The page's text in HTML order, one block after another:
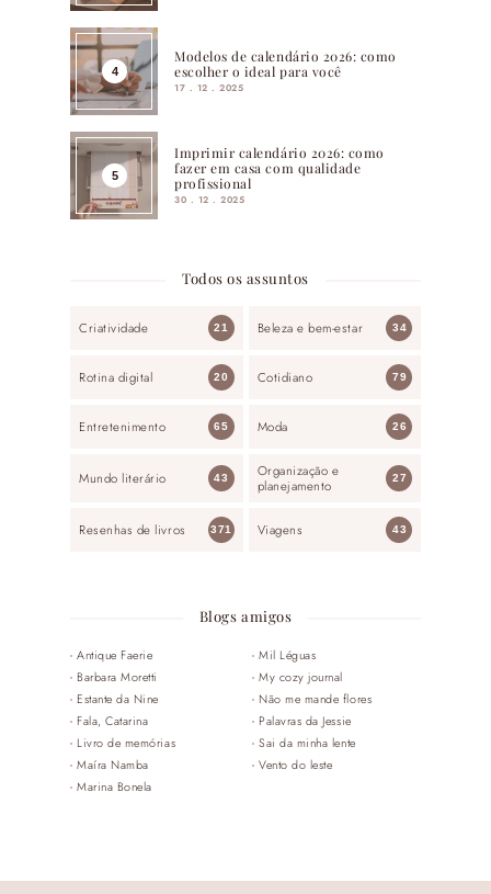
Modelos de calendário 2026: como
escolher o ideal para você
17 . 12 . 2025
Imprimir calendário 2026: como
fazer em casa com qualidade
profissional
30 . 12 . 2025
Todos os assuntos
Criatividade 21 Beleza e bem-estar 34
Rotina digital 20 Cotidiano 79
Entretenimento 65 Moda 26
Mundo literário 43
Organização e
planejamento
27
Resenhas de livros 371 Viagens 43
Blogs amigos
Antique Faerie
Barbara Moretti
Estante da Nine
Fala, Catarina
Livro de memórias
Maíra Namba
Marina Bonela
Mil Léguas
My cozy journal
Não me mande flores
Palavras da Jessie
Sai da minha lente
Vento do leste